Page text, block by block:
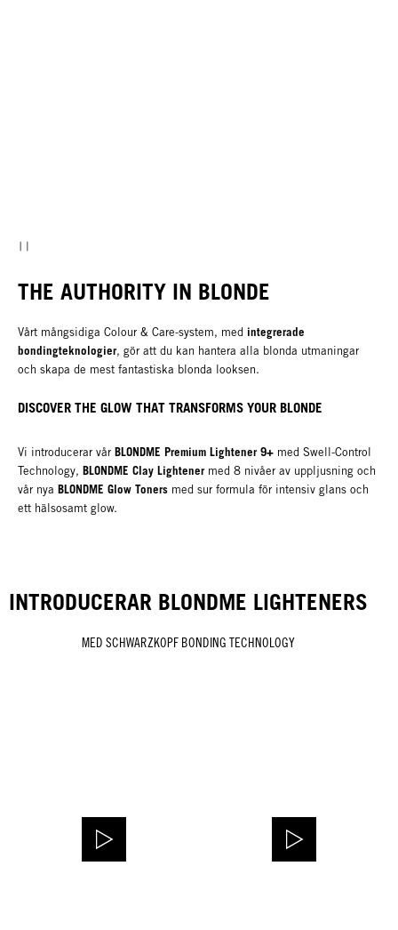
THE AUTHORITY IN BLONDE
Vårt mångsidiga Colour & Care-system, med integrerade
bondingteknologier, gör att du kan hantera alla blonda utmaningar
och skapa de mest fantastiska blonda looksen.
DISCOVER THE GLOW THAT TRANSFORMS YOUR BLONDE
Vi introducerar vår BLONDME Premium Lightener 9+ med Swell-Control
Technology, BLONDME Clay Lightener med 8 nivåer av uppljusning och
vår nya BLONDME Glow Toners med sur formula för intensiv glans och
ett hälsosamt glow.
INTRODUCERAR BLONDME LIGHTENERS
MED SCHWARZKOPF BONDING TECHNOLOGY